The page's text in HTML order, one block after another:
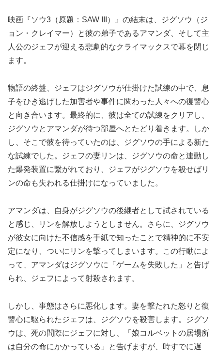
映画『ソウ3（原題：SAW III）』の結末は、ジグソウ（ジ
ョン・クレイマー）と彼の弟子であるアマンダ、そして主
人公のジェフが迎える悲劇的なクライマックスで幕を閉じ
ます。
物語の終盤、ジェフはジグソウが仕掛けた試練の中で、息
子をひき逃げした加害者や事件に関わった人々への復讐心
と向き合います。最終的に、彼は全ての試練をクリアし、
ジグソウとアマンダが待つ部屋へとたどり着きます。しか
し、そこで彼を待っていたのは、ジグソウの手による新た
な試練でした。ジェフの妻リンは、ジグソウの命と連動し
た爆発装置に繋がれており、ジェフがジグソウを殺せばリ
ンの命も失われる仕掛けになっていました。
アマンダは、自身がジグソウの後継者として試されている
と感じ、リンを解放しようとしません。さらに、ジグソウ
が彼女に向けた不信感を手紙で知ったことで精神的に不安
定になり、ついにリンを撃ってしまいます。この行動によ
って、アマンダはジグソウに「ゲームを失敗した」と告げ
られ、ジェフによって射殺されます。
しかし、事態はさらに悪化します。妻を撃たれた怒りと復
讐心に駆られたジェフは、ジグソウを殺害します。ジグソ
ウは、死の間際にジェフに対し、「娘コルベットの居場所
は自分の命にかかっている」と告げますが、時すでに遅